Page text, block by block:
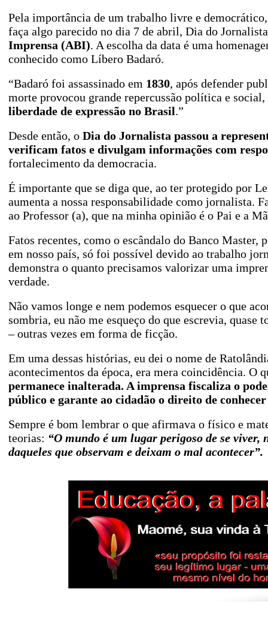
Pela importância de um trabalho livre e
faça algo parecido no dia 7 de abril, Dia do
Imprensa (ABI). A escolha da data é uma
conhecido como Líbero Badaró.
“Badaró foi assassinado em 1830, após defender
morte provocou grande repercussão política e
liberdade de expressão no Brasil.”
Desde então, o Dia do Jornalista passou a
verificam fatos e divulgam informações com
fortalecimento da democracia.
É importante que se diga que, ao ter protegido por
aumenta a nossa responsabilidade como jornalista.
ao Professor (a), que na minha opinião é o Pai e a
Fatos recentes, como o escândalo do Banco
em nosso país, só foi possível devido ao trabalho
demonstra o quanto precisamos valorizar uma
verdade.
Não vamos longe e nem podemos esquecer o que
sombria, eu não me esqueço do que escrevia, quase
– outras vezes em forma de ficção.
Em uma dessas histórias, eu dei o nome de
acontecimentos da época, era mera coincidência. O
permanece inalterada. A imprensa fiscaliza o
público e garante ao cidadão o direito de
Sempre é bom lembrar o que afirmava o físico e
teorias: “O mundo é um lugar perigoso de se viver,
daqueles que observam e deixam o mal acontecer”.